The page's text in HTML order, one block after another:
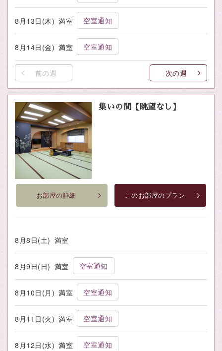
8月13日(木) 満室 空室通知
8月14日(金) 満室 空室通知
前の週 次の週
集いの間【眺望なし】
お部屋の詳細 このお部屋のプラン
8月8日(土) 満室
8月9日(日) 満室 空室通知
8月10日(月) 満室 空室通知
8月11日(火) 満室 空室通知
8月12日(水) 満室 空室通知